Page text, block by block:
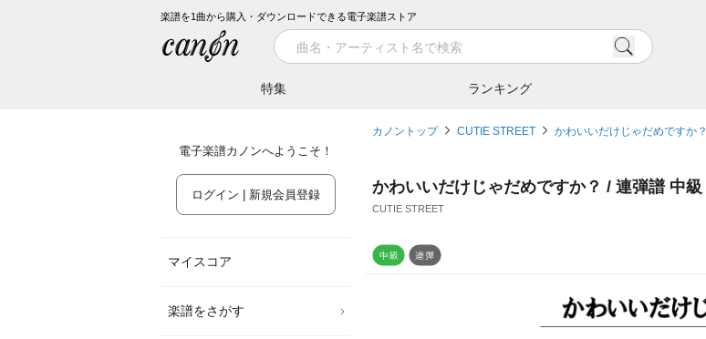
楽譜を1曲から購入・ダウンロードできる電子楽譜ストア
特集 ランキング
電子楽譜カノンへようこそ！
ログイン | 新規会員登録
マイスコア
楽譜をさがす
カノントップ CUTIE STREET かわいいだけじゃだめですか？
かわいいだけじゃだめですか？ / 連弾譜 中級
CUTIE STREET